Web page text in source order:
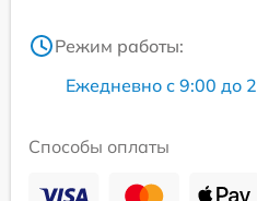
Режим работы:
Ежедневно с 9:00 до
Способы оплаты